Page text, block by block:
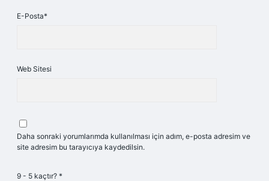
E-Posta*
Web Sitesi
Daha sonraki yorumlarımda kullanılması için adım, e-posta adresim ve
site adresim bu tarayıcıya kaydedilsin.
9 - 5 kaçtır? *